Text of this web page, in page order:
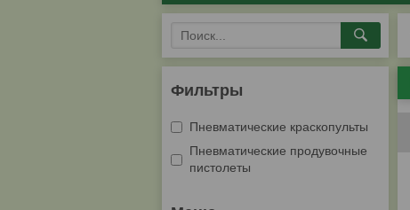
Фильтры
Пневматические краскопульты
Пневматические продувочные
пистолеты